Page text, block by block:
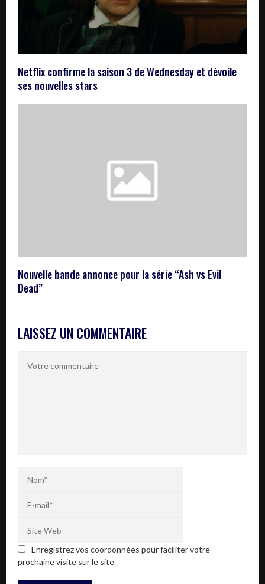
Netflix confirme la saison 3 de Wednesday et dévoile
ses nouvelles stars
Nouvelle bande annonce pour la série “Ash vs Evil
Dead”
LAISSEZ UN COMMENTAIRE
Enregistrez vos coordonnées pour faciliter votre
prochaine visite sur le site